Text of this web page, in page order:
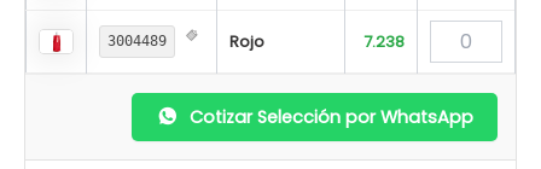
3004489 Rojo 7.238
Cotizar Selección por WhatsApp